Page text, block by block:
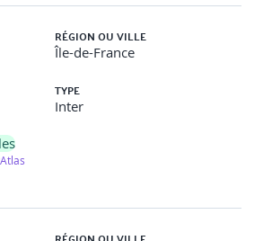
étiquetage, impact sur modèles
gestion des données erronées
: préparation de jeux de données
mini-projet collectif
fonctionnelle en ML
métriques classification,
des indicateurs
RÉGION OU VILLE
Île-de-France
TYPE
Inter